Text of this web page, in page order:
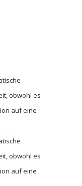
obwohl es
auf eine
obwohl es
auf eine